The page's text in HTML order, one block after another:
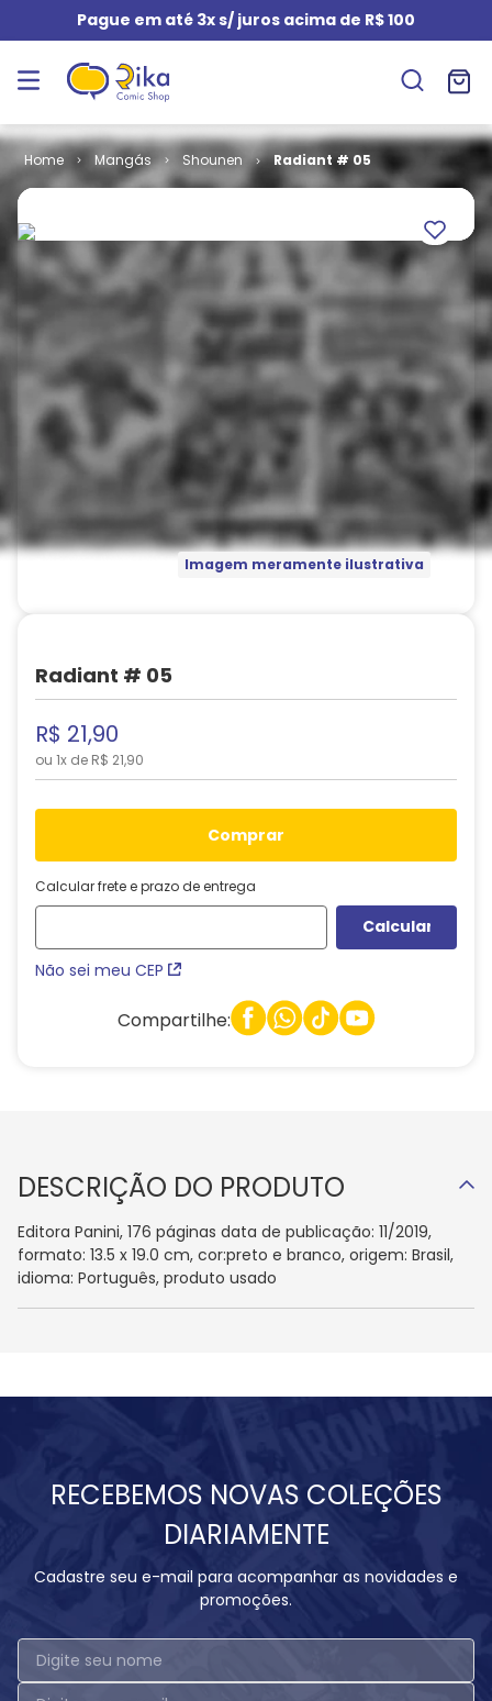
Pague em até 3x s/ juros acima de R$ 100
Mangás Shounen Radiant # 05
Imagem meramente ilustrativa
Radiant # 05
R$ 21,90
ou 1x de R$ 21,90
comprar
Calcular frete e prazo de entrega
Não sei meu CEP
Compartilhe:
DESCRIÇÃO DO PRODUTO
Editora Panini, 176 páginas data de publicação: 11/2019,
formato: 13.5 x 19.0 cm, cor:preto e branco, origem: Brasil,
idioma: Português, produto usado
RECEBEMOS NOVAS COLEÇÕES
DIARIAMENTE
Cadastre seu e-mail para acompanhar as novidades e
promoções.